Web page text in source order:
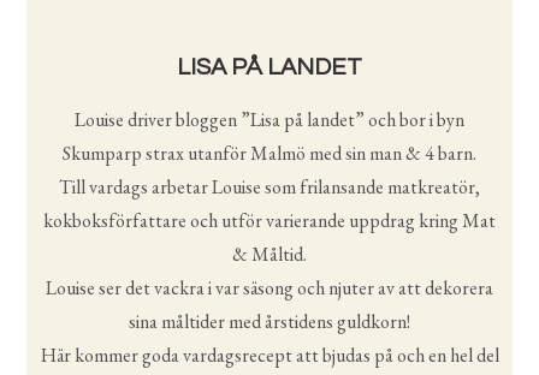
LISA PÅ LANDET
Louise driver bloggen ”Lisa på landet” och bor i byn
Skumparp strax utanför Malmö med sin man & 4 barn.
Till vardags arbetar Louise som frilansande matkreatör,
kokboksförfattare och utför varierande uppdrag kring Mat
& Måltid.
Louise ser det vackra i var säsong och njuter av att dekorera
sina måltider med årstidens guldkorn!
Här kommer goda vardagsrecept att bjudas på och en hel del